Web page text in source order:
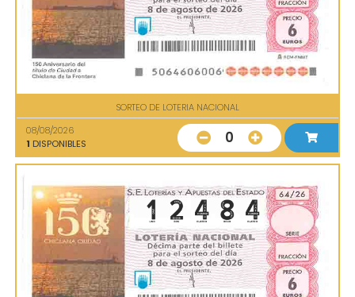
SORTEO DE LOTERIA NACIONAL
08/08/2026
1 DISPONIBLES 0